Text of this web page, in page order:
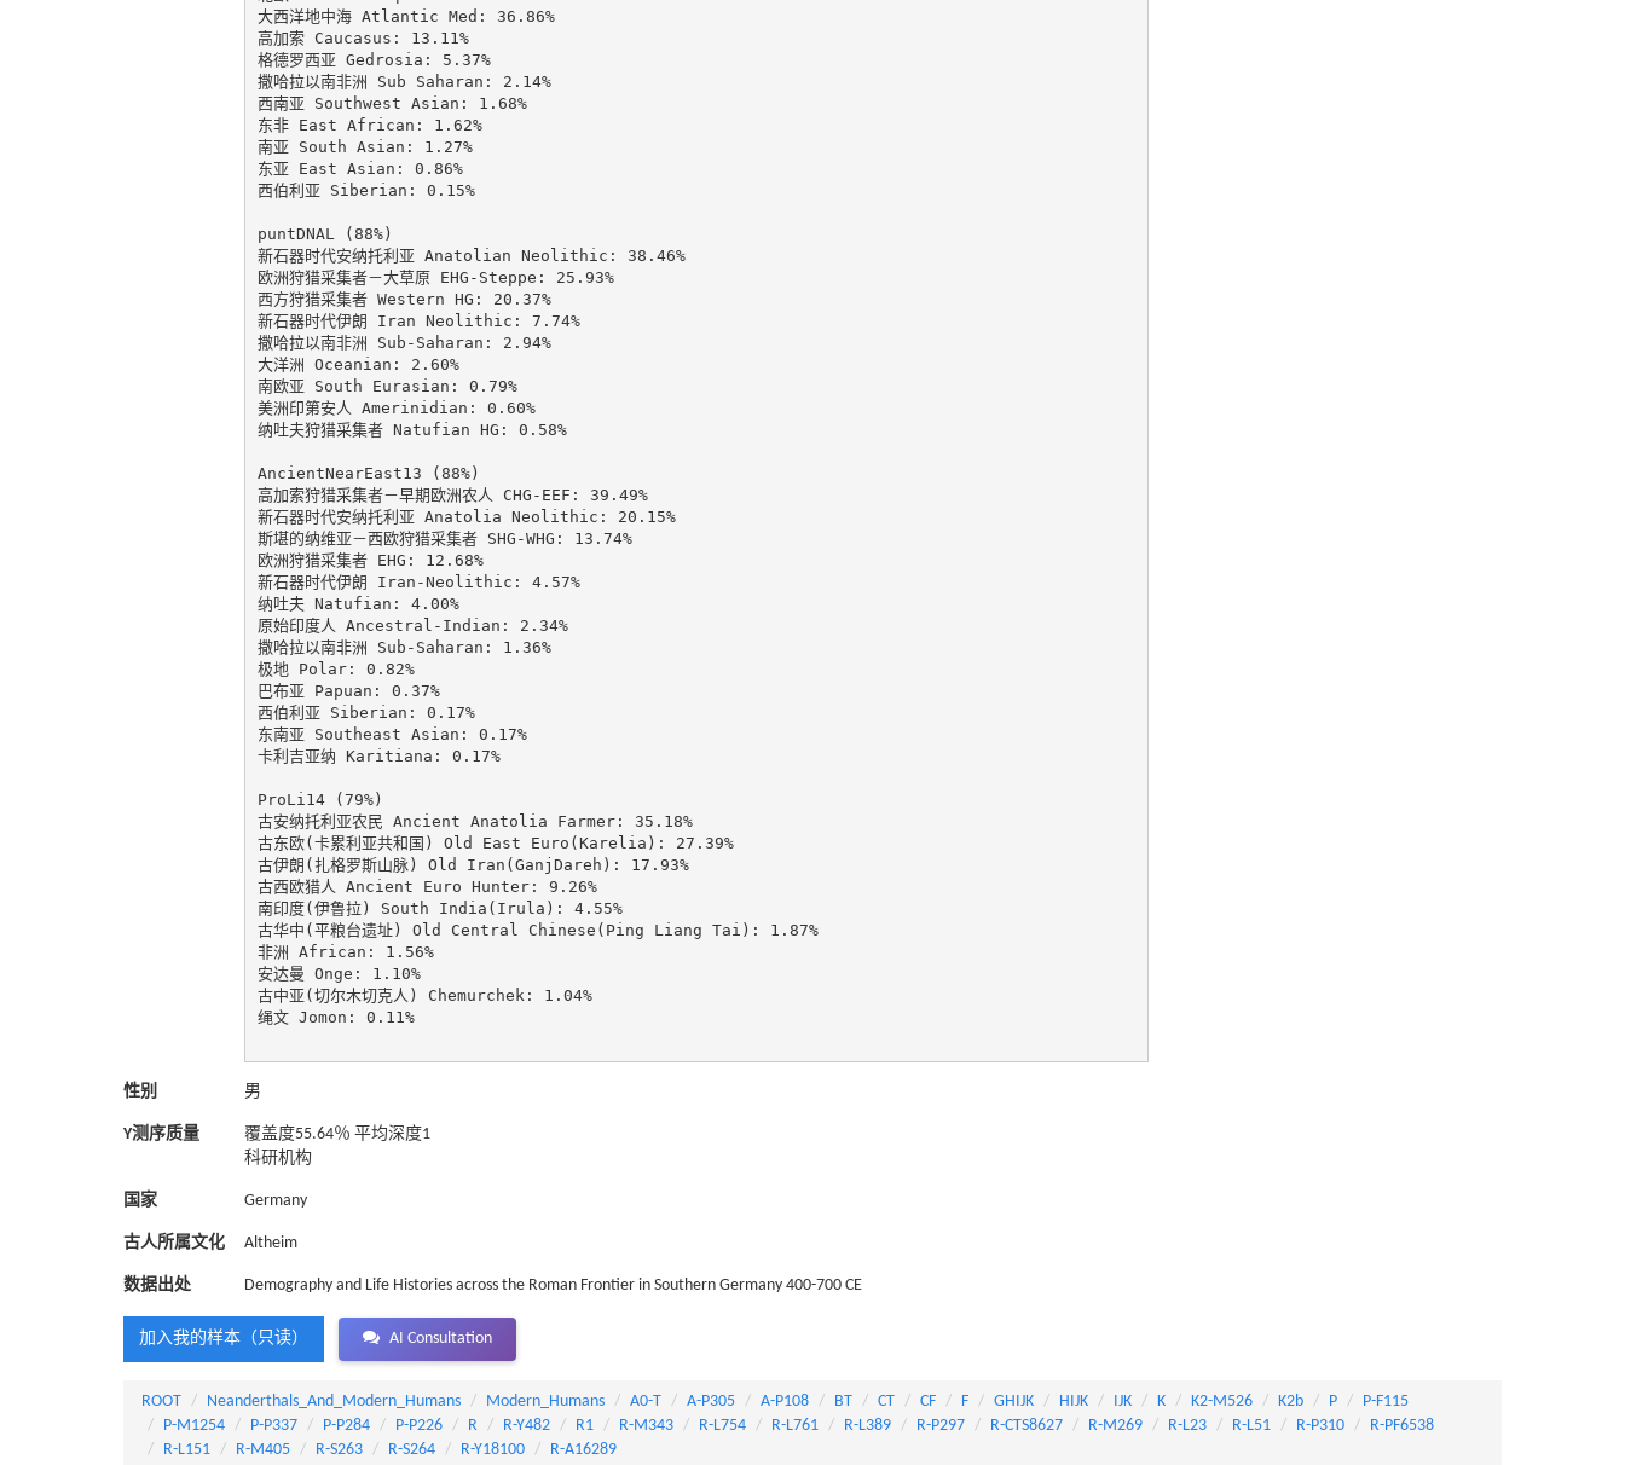
大西洋地中海 Atlantic Med: 36.86%
高加索 Caucasus: 13.11%
格德罗西亚 Gedrosia: 5.37%
撒哈拉以南非洲 Sub Saharan: 2.14%
西南亚 Southwest Asian: 1.68%
东非 East African: 1.62%
南亚 South Asian: 1.27%
东亚 East Asian: 0.86%
西伯利亚 Siberian: 0.15%
puntDNAL (88%)
新石器时代安纳托利亚 Anatolian Neolithic: 38.46%
欧洲狩猎采集者－大草原 EHG-Steppe: 25.93%
西方狩猎采集者 Western HG: 20.37%
新石器时代伊朗 Iran Neolithic: 7.74%
撒哈拉以南非洲 Sub-Saharan: 2.94%
大洋洲 Oceanian: 2.60%
南欧亚 South Eurasian: 0.79%
美洲印第安人 Amerinidian: 0.60%
纳吐夫狩猎采集者 Natufian HG: 0.58%
AncientNearEast13 (88%)
高加索狩猎采集者－早期欧洲农人 CHG-EEF: 39.49%
新石器时代安纳托利亚 Anatolia Neolithic: 20.15%
斯堪的纳维亚－西欧狩猎采集者 SHG-WHG: 13.74%
欧洲狩猎采集者 EHG: 12.68%
新石器时代伊朗 Iran-Neolithic: 4.57%
纳吐夫 Natufian: 4.00%
原始印度人 Ancestral-Indian: 2.34%
撒哈拉以南非洲 Sub-Saharan: 1.36%
极地 Polar: 0.82%
巴布亚 Papuan: 0.37%
西伯利亚 Siberian: 0.17%
东南亚 Southeast Asian: 0.17%
卡利吉亚纳 Karitiana: 0.17%
ProLi14 (79%)
古安纳托利亚农民 Ancient Anatolia Farmer: 35.18%
古东欧(卡累利亚共和国) Old East Euro(Karelia): 27.39%
古伊朗(扎格罗斯山脉) Old Iran(GanjDareh): 17.93%
古西欧猎人 Ancient Euro Hunter: 9.26%
南印度(伊鲁拉) South India(Irula): 4.55%
古华中(平粮台遗址) Old Central Chinese(Ping Liang Tai): 1.87%
非洲 African: 1.56%
安达曼 Onge: 1.10%
古中亚(切尔木切克人) Chemurchek: 1.04%
绳文 Jomon: 0.11%
性别 男
Y测序质量
覆盖度55.64％ 平均深度1
科研机构
国家 Germany
古人所属文化 Altheim
数据出处 Demography and Life Histories across the Roman Frontier in Southern Germany 400-700 CE
加入我的样本（只读） AI Consultation
ROOT Neanderthals_And_Modern_Humans Modern_Humans A0-T A-P305 A-P108 BT CT CF F GHIJK HIJK IJK K K2-M526 K2b P
P-F115
P-M1254
P-P337 P-P284 P-P226 R R-Y482 R1 R-M343 R-L754 R-L761 R-L389 R-P297 R-CTS8627 R-M269 R-L23 R-L51 R-P310
R-PF6538
R-L151
R-M405 R-S263 R-S264 R-Y18100 R-A16289